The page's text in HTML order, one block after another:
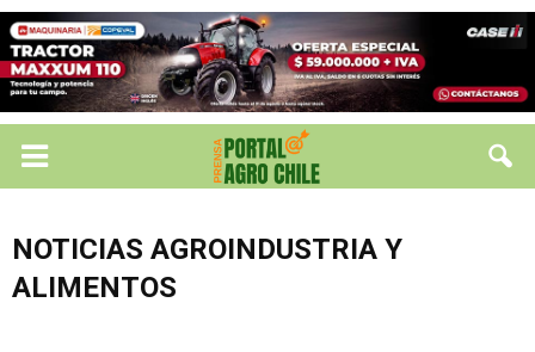
NOTICIAS AGROINDUSTRIA Y
ALIMENTOS